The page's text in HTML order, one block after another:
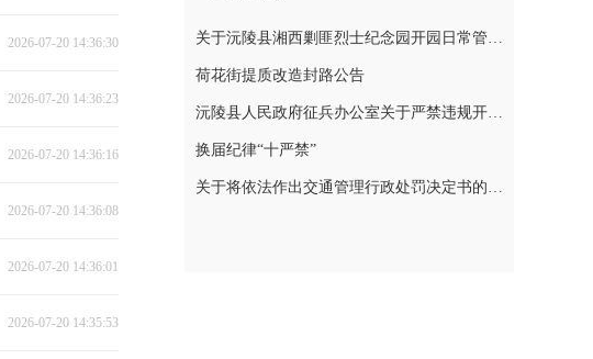
2026-07-20 14:36:30
2026-07-20 14:36:23
2026-07-20 14:36:16
2026-07-20 14:36:08
2026-07-20 14:36:01
2026-07-20 14:35:53
关于沅陵县湘西剿匪烈士纪念园开园日常管理规定（草案）公开征求意见的公告
荷花街提质改造封路公告
沅陵县人民政府征兵办公室关于严禁违规开展 涉征兵商业化培训的公告
换届纪律“十严禁”
关于将依法作出交通管理行政处罚决定书的公告